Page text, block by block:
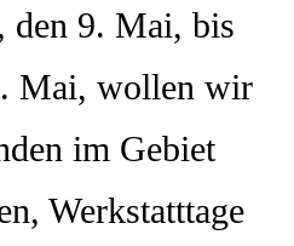
den 9. Mai, bis
Mai, wollen wir
im Gebiet
Werkstatttage